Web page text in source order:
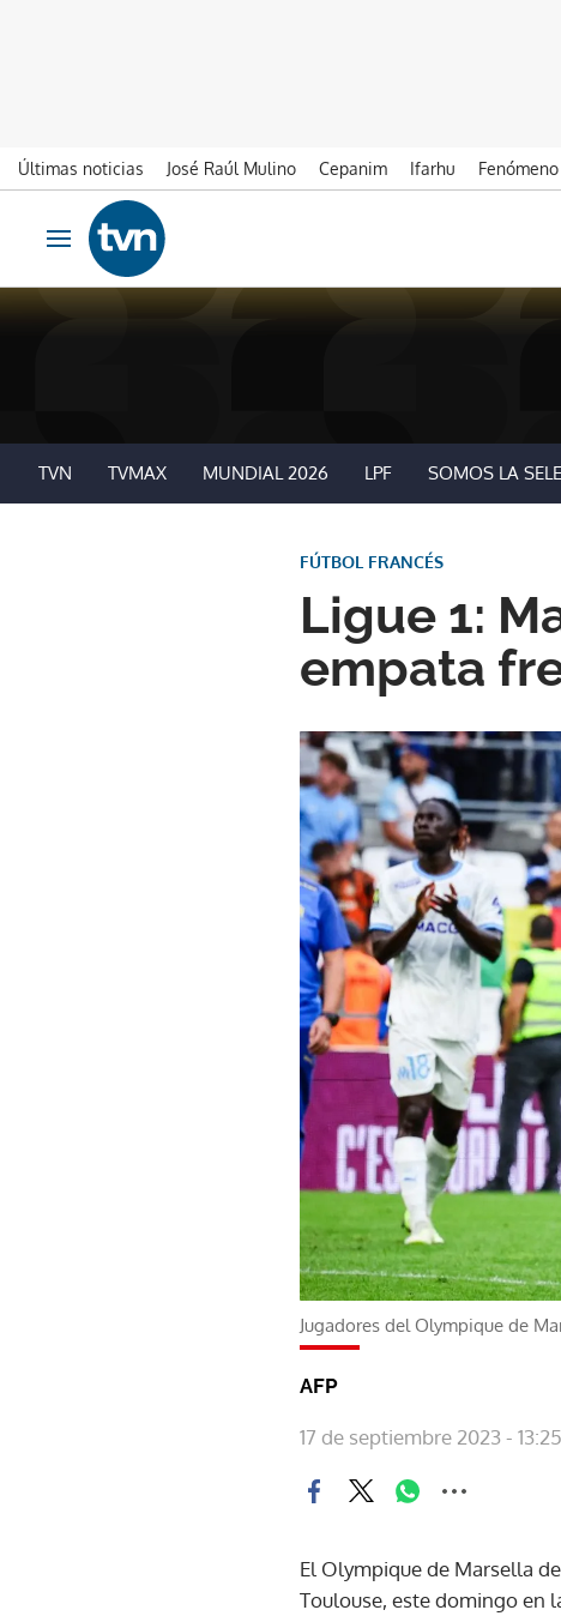
Últimas noticias José Raúl Mulino Cepanim Ifarhu
Ir al contenido
Obrir navegació
TVN TVMAX MUNDIAL 2026 LPF SOMOS LA SELE
Ligue 1:
empata
FÚTBOL FRANCÉS
Jugadores del Olympique de
AFP
17 de septiembre 2023 - 13:25
El Olympique de Marsella
Toulouse, este domingo en